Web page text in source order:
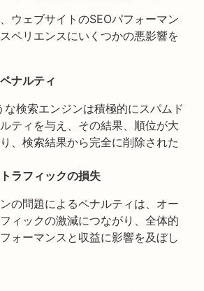
ウェブサイトのSEOパフォーマン
ペリエンスにいくつかの悪影響を
ナルティ
検索エンジンは積極的にスパムド
ティを与え、その結果、順位が大
、検索結果から完全に削除された
ラフィックの損失
の問題によるペナルティは、オー
ィックの激減につながり、全体的
ォーマンスと収益に影響を及ぼし